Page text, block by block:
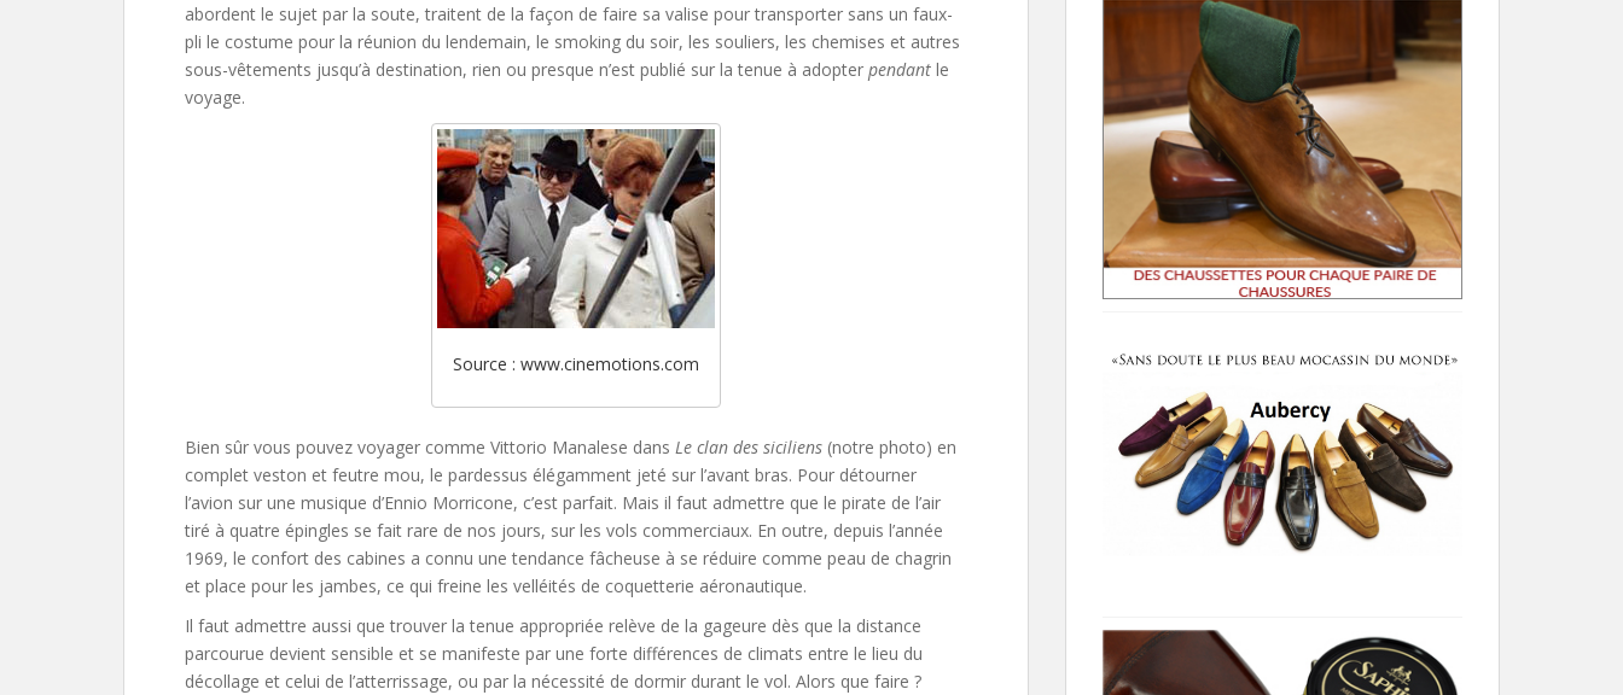
abordent le sujet par la soute, traitent de la façon de faire sa valise pour transporter sans un faux-
pli le costume pour la réunion du lendemain, le smoking du soir, les souliers, les chemises et autres
sous-vêtements jusqu’à destination, rien ou presque n’est publié sur la tenue à adopter pendant le
voyage.
Source : www.cinemotions.com
Bien sûr vous pouvez voyager comme Vittorio Manalese dans Le clan des siciliens (notre photo) en
complet veston et feutre mou, le pardessus élégamment jeté sur l’avant bras. Pour détourner
l’avion sur une musique d’Ennio Morricone, c’est parfait. Mais il faut admettre que le pirate de l’air
tiré à quatre épingles se fait rare de nos jours, sur les vols commerciaux. En outre, depuis l’année
1969, le confort des cabines a connu une tendance fâcheuse à se réduire comme peau de chagrin
et place pour les jambes, ce qui freine les velléités de coquetterie aéronautique.
Il faut admettre aussi que trouver la tenue appropriée relève de la gageure dès que la distance
parcourue devient sensible et se manifeste par une forte différences de climats entre le lieu du
décollage et celui de l’atterrissage, ou par la nécessité de dormir durant le vol. Alors que faire ?